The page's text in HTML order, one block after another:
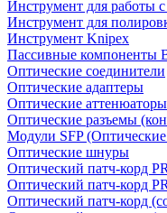
Инструмент для работы
Инструмент для
Инструмент Knipex
Пассивные компоненты
Оптические соединители
Оптические адаптеры
Оптические аттенюаторы
Оптические разъемы
Модули SFP
Оптические шнуры
Оптический патч-корд
Оптический патч-корд
Оптический патч-корд